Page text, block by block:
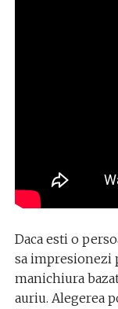
Daca esti o
sa impresionezi
manichiura
auriu. Alegerea